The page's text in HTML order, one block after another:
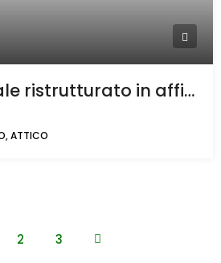
Ottimo bilocale ristrutturato in affitto in centro a Rho
ATTICO
2 3